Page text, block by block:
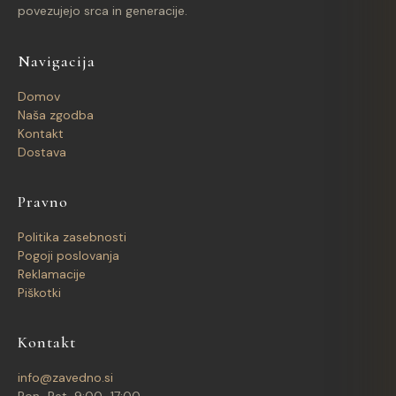
povezujejo srca in generacije.
Navigacija
Domov
Naša zgodba
Kontakt
Dostava
Pravno
Politika zasebnosti
Pogoji poslovanja
Reklamacije
Piškotki
Kontakt
info@zavedno.si